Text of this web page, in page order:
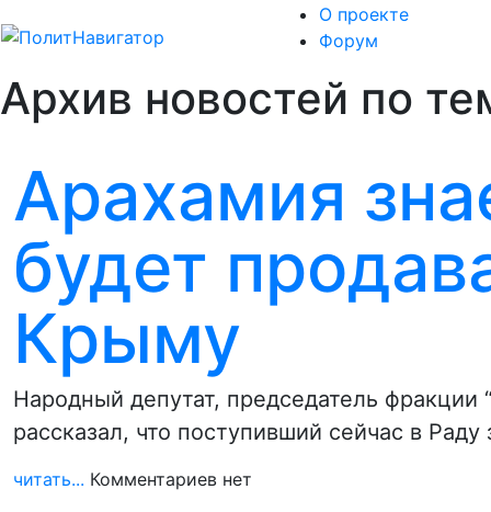
О проекте
Форум
Архив новостей по
Арахамия
будет
Крыму
Народный депутат, председатель
рассказал, что поступивший сейчас в
читать... Комментариев нет